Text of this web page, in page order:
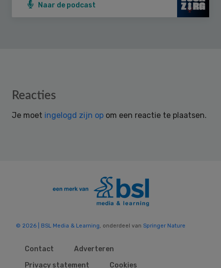
Naar de podcast
Reader
Reacties
Je moet ingelogd zijn op om een reactie te plaatsen.
© 2026 | BSL Media & Learning , onderdeel van Springer Nature
Contact
Adverteren
Privacy statement
Cookies